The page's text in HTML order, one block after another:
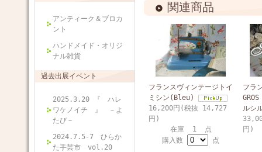
アンティーク＆ブロカ
ント
ハンドメイド・オリジ
ナル雑貨
過去出展イベント
2025.3.20 『 ハレ
ワケノイチ 』 －よ
たび－
2024.7.5-7 ひらか
た手芸市 vol.20
関連商品
フランスヴィンテージトイ
ミシン(Bleu)
16,200円(税抜 14,727
円)
在庫 1 点
購入数
点
フラ
ルシ
円)